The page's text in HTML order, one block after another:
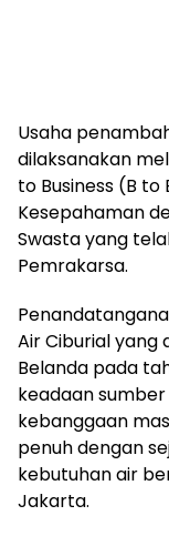
Usaha
dilaksanakan
to Business (B
Kesepahaman
Swasta yang
Pemrakarsa.
Air Ciburial yang
Belanda pada
keadaan
kebanggaan
penuh dengan
kebutuhan air
Jakarta.